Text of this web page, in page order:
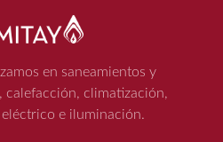
en saneamientos y
calefacción, climatización,
e iluminación.